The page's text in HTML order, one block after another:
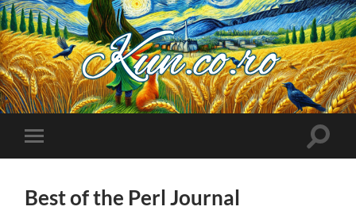
Kuncoro++
Toggle
mobile
Toggle
Best of the Perl Journal